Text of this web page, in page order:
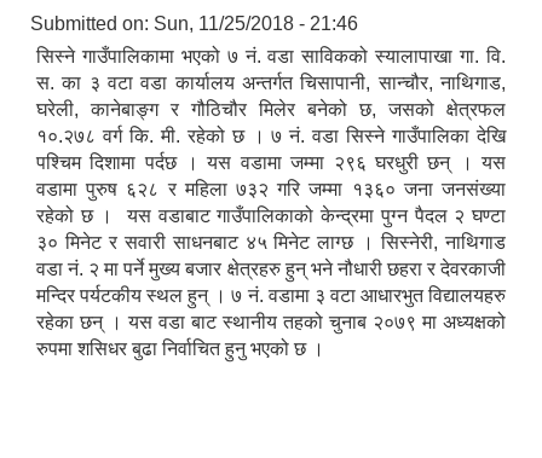
Submitted on: Sun, 11/25/2018 - 21:46
सिस्ने गाउँपालिकामा भएको ७ नं. वडा साविकको स्यालापाखा गा. वि.
स. का ३ वटा वडा कार्यालय अन्तर्गत चिसापानी, सान्चौर, नाथिगाड,
घरेली, कानेबाङ्ग र गौठिचौर मिलेर बनेको छ, जसको क्षेत्रफल
१०.२७८ वर्ग कि. मी. रहेको छ । ७ नं. वडा सिस्ने गाउँपालिका देखि
पश्चिम दिशामा पर्दछ । यस वडामा जम्मा २९६ घरधुरी छन् । यस
वडामा पुरुष ६२८ र महिला ७३२ गरि जम्मा १३६० जना जनसंख्या
रहेको छ । यस वडाबाट गाउँपालिकाको केन्द्रमा पुग्न पैदल २ घण्टा
३० मिनेट र सवारी साधनबाट ४५ मिनेट लाग्छ । सिस्नेरी, नाथिगाड
वडा नं. २ मा पर्ने मुख्य बजार क्षेत्रहरु हुन् भने नौधारी छहरा र देवरकाजी
मन्दिर पर्यटकीय स्थल हुन् । ७ नं. वडामा ३ वटा आधारभुत विद्यालयहरु
रहेका छन् । यस वडा बाट स्थानीय तहको चुनाब २०७९ मा अध्यक्षको
रुपमा शसिधर बुढा निर्वाचित हुनु भएको छ ।